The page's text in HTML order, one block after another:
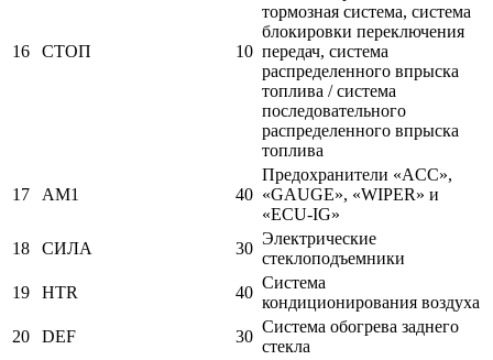
16 СТОП 10
тормозная система, система
блокировки переключения
передач, система
распределенного впрыска
топлива / система
последовательного
распределенного впрыска
топлива
17 AM1 40
Предохранители «ACC»,
«GAUGE», «WIPER» и
«ECU-IG»
18
СИЛА 30
Электрические
стеклоподъемники
19
HTR 40
Система
кондиционирования воздуха
20
DEF 30
Система обогрева заднего
стекла